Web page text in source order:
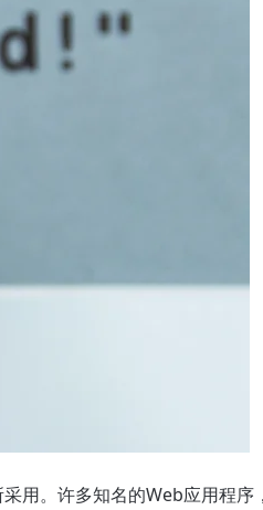
用。许多知名的Web应用程序